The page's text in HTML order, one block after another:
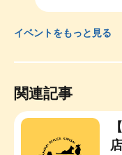
イベントをもっと見る
関連記事